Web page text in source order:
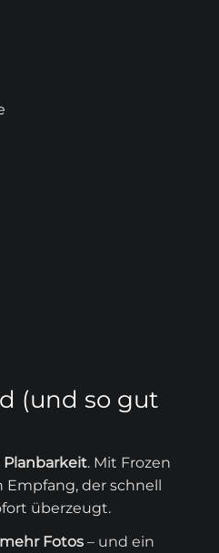
(und so gut
Planbarkeit. Mit Frozen
der schnell
überzeugt.
mehr Fotos– und ein